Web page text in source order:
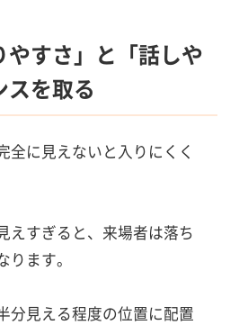
すさ」と「話しや
スを取る
全に見えないと入りにくく
えすぎると、来場者は落ち
ます。
分見える程度の位置に配置